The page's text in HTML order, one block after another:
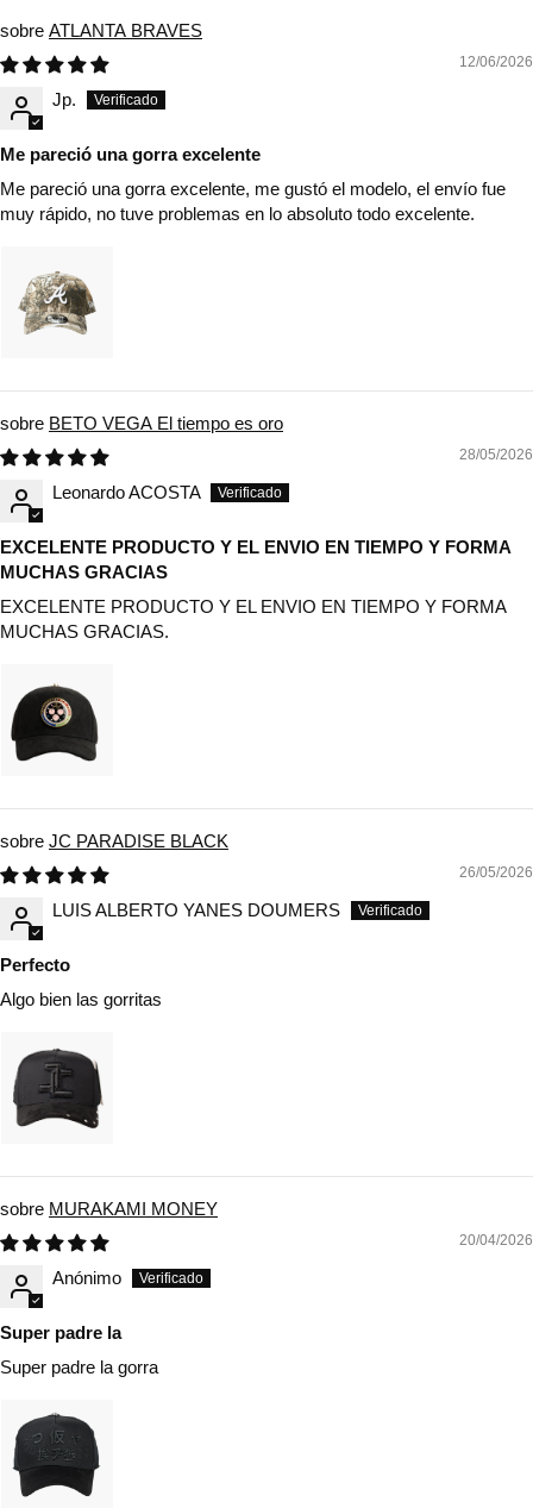
ATLANTA BRAVES
12/06/2026
Jp.
Me pareció una gorra excelente
Me pareció una gorra excelente, me gustó el modelo, el envío fue
muy rápido, no tuve problemas en lo absoluto todo excelente.
BETO VEGA El tiempo es oro
28/05/2026
Leonardo ACOSTA
EXCELENTE PRODUCTO Y EL ENVIO EN TIEMPO Y FORMA
MUCHAS GRACIAS
EXCELENTE PRODUCTO Y EL ENVIO EN TIEMPO Y FORMA
MUCHAS GRACIAS.
JC PARADISE BLACK
26/05/2026
LUIS ALBERTO YANES DOUMERS
Perfecto
Algo bien las gorritas
MURAKAMI MONEY
20/04/2026
Anónimo
Super padre la
Super padre la gorra